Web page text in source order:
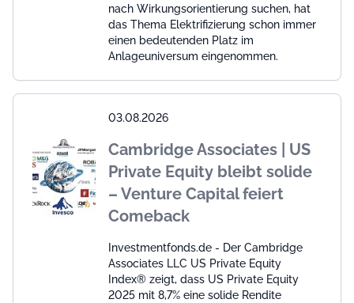
nach Wirkungsorientierung suchen, hat
das Thema Elektrifizierung schon immer
einen bedeutenden Platz im
Anlageuniversum eingenommen.
03.08.2026
Cambridge Associates | US
Private Equity bleibt solide
– Venture Capital feiert
Comeback
Investmentfonds.de - Der Cambridge
Associates LLC US Private Equity
Index® zeigt, dass US Private Equity
2025 mit 8,7% eine solide Rendite